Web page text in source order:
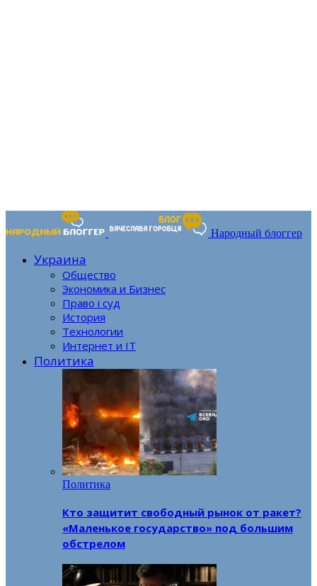
Народный блоггер
Украина
Общество
Экономика и Бизнес
Право і суд
История
Технологии
Интернет и IT
Политика
Политика
Кто защитит свободный рынок от ракет?
«Маленькое государство» под большим
обстрелом